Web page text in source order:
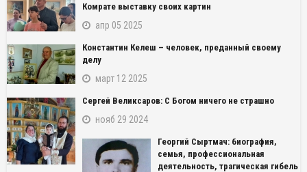
Комрате выставку своих картин
апр 05 2025
Константин Келеш – человек, преданный своему
делу
март 12 2025
Сергей Великсаров: С Богом ничего не страшно
нояб 29 2024
Георгий Сыртмач: биография,
семья, профессиональная
деятельность, трагическая гибель